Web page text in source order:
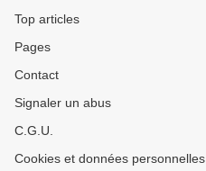
Top articles
Pages
Contact
Signaler un abus
C.G.U.
Cookies et données personnelles